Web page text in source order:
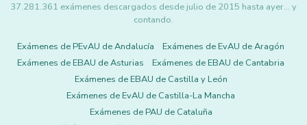
37.281.361 exámenes descargados desde julio de 2015 hasta ayer... y
contando.
Exámenes de PEvAU de Andalucía
Exámenes de EvAU de Aragón
Exámenes de EBAU de Asturias
Exámenes de EBAU de Cantabria
Exámenes de EBAU de Castilla y León
Exámenes de EvAU de Castilla-La Mancha
Exámenes de PAU de Cataluña